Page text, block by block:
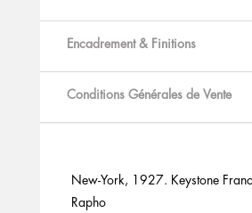
Encadrement & Finitions
Conditions Générales de Vente
New-York, 1927. Keystone
Rapho